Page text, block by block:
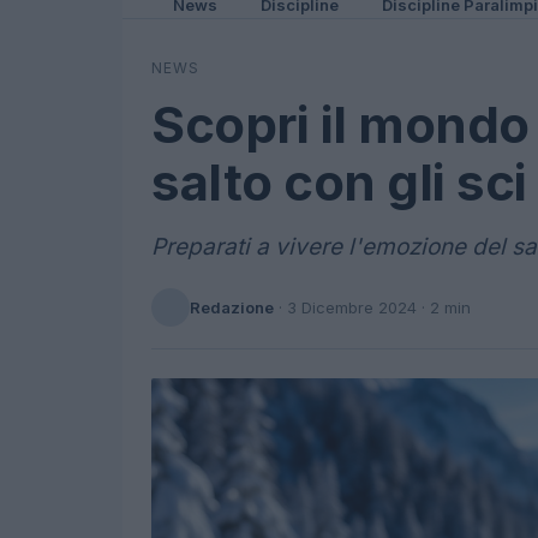
News Discipline Discipline
NEWS
Scopri il
salto con gli sci
Preparati a vivere l'emozione del
Redazione · 3 Dicembre 2024 · 2 min